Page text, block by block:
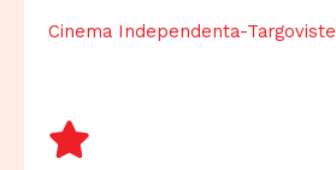
Cinema Independenta-Targoviste